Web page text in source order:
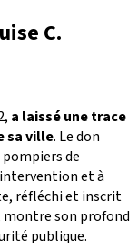
C.
a laissé une trace
sa ville. Le don
pompiers de
et à
réfléchi et inscrit
montre son profond
publique.